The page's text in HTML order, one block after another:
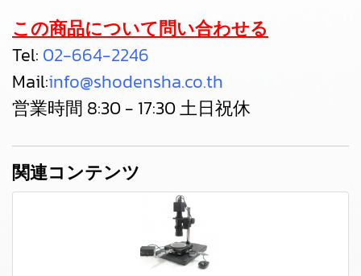
この商品について問い合わせる
Tel: 02-664-2246
Mail:info@shodensha.co.th
営業時間 8:30 - 17:30 土日祝休
関連コンテンツ